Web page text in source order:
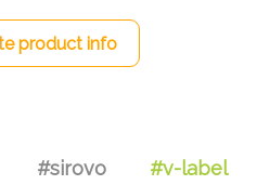
product info
#sirovo #v-label